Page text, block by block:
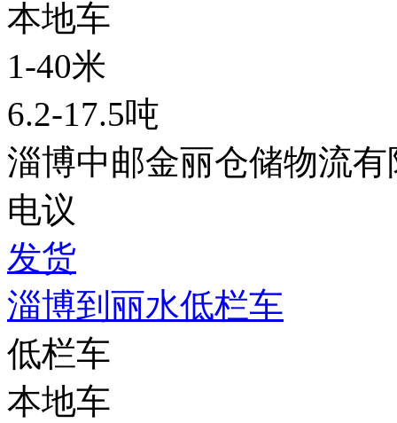
本地车
1-40米
6.2-17.5吨
淄博中邮金丽仓储物流有
电议
发货
淄博到丽水低栏车
低栏车
本地车